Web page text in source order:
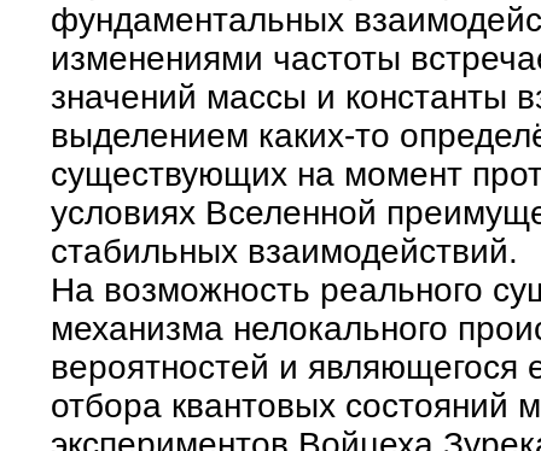
фундаментальных
изменениями частоты
значений массы и константы
выделением каких-то
существующих на момент
условиях Вселенной
стабильных взаимодействий.
На возможность реального
механизма нелокального
вероятностей и являющегося
отбора квантовых состояний